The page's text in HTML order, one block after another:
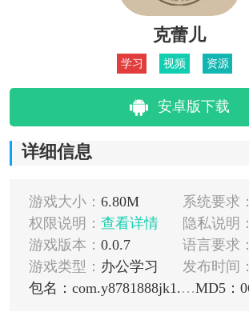
克蕾儿
学习 视频 资源
安卓版下载
详细信息
游戏大小： 6.80M 系统要求：
权限说明： 查看详情 隐私说明：
游戏版本： 0.0.7 语言要求：
游戏类型： 办公学习 发布时间：
包名：com.y8781888jk1.qag